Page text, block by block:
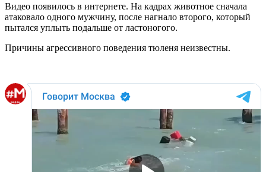
Видео появилось в интернете. На кадрах животное сначала
атаковало одного мужчину, после нагнало второго, который
пытался уплыть подальше от ластоногого.
Причины агрессивного поведения тюленя неизвестны.